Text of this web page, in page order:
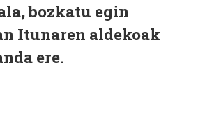
bozkatu egin
Itunaren aldekoak
ere.